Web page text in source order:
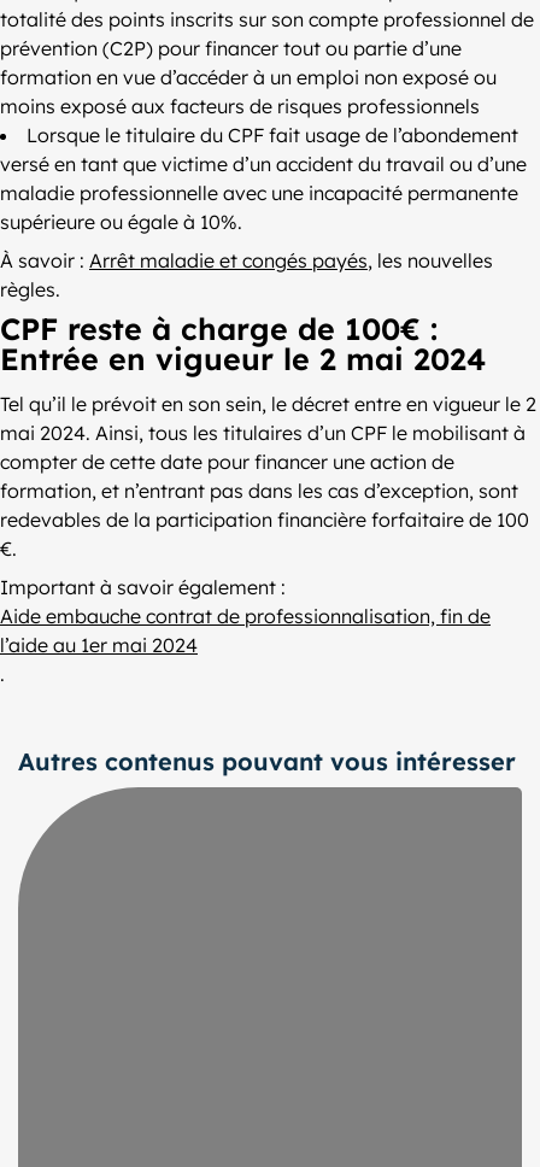
totalité des points inscrits sur son compte professionnel de
prévention (C2P) pour financer tout ou partie d’une
formation en vue d’accéder à un emploi non exposé ou
moins exposé aux facteurs de risques professionnels
Lorsque le titulaire du CPF fait usage de l’abondement
versé en tant que victime d’un accident du travail ou d’une
maladie professionnelle avec une incapacité permanente
supérieure ou égale à 10%.
À savoir : Arrêt maladie et congés payés, les nouvelles
règles.
CPF reste à charge de 100€ :
Entrée en vigueur le 2 mai 2024
Tel qu’il le prévoit en son sein, le décret entre en vigueur le 2
mai 2024. Ainsi, tous les titulaires d’un CPF le mobilisant à
compter de cette date pour financer une action de
formation, et n’entrant pas dans les cas d’exception, sont
redevables de la participation financière forfaitaire de 100
€.
Important à savoir également :
Aide embauche contrat de professionnalisation, fin de
l’aide au 1er mai 2024
.
Autres contenus pouvant vous intéresser